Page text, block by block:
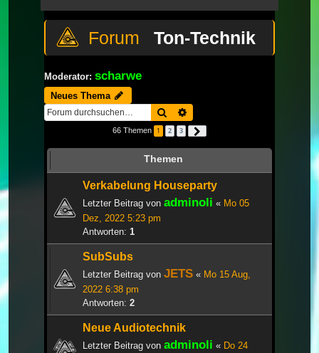
Ton-Technik
Moderator: scharwe
Neues Thema
Suche
66 Themen 1 2 3
Themen
Verkabelung Houseparty
Letzter Beitrag von adminoli « Mo 05
Dez, 2022 5:23 pm
Antworten: 1
SubSubs
Letzter Beitrag von JETS « Mo 15 Aug,
2022 6:38 pm
Antworten: 2
Neue Audiotechnik
Letzter Beitrag von adminoli « Do 24